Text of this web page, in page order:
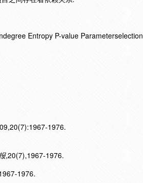
Entropy P-value Parameterselection
1976.
,20(7),1967-1976.
1976.